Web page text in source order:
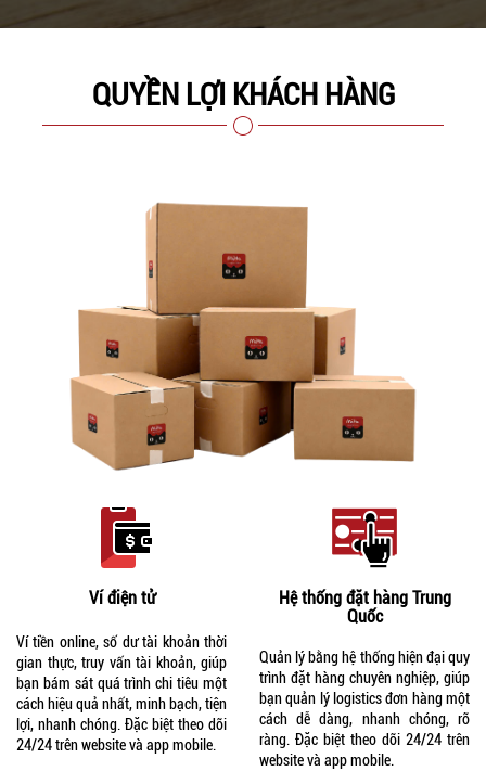
QUYỀN LỢI KHÁCH HÀNG
Ví điện tử
Ví tiền online, số dư tài khoản thời
gian thực, truy vấn tài khoản, giúp
bạn bám sát quá trình chi tiêu một
cách hiệu quả nhất, minh bạch, tiện
lợi, nhanh chóng. Đặc biệt theo dõi
24/24 trên website và app mobile.
Hệ thống đặt hàng Trung
Quốc
Quản lý bằng hệ thống hiện đại quy
trình đặt hàng chuyên nghiệp, giúp
bạn quản lý logistics đơn hàng một
cách dễ dàng, nhanh chóng, rõ
ràng. Đặc biệt theo dõi 24/24 trên
website và app mobile.